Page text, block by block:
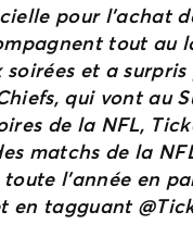
pour l’achat
tout au
et a
qui vont au
de la NFL,
matchs de la
l’année en
en tagguant